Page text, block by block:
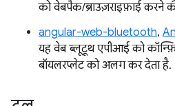
को वेबपैक/ब्राउज़राइफ़ाई करने
angular-web-bluetooth,
यह वेब ब्लूटूथ एपीआई को
बॉयलरप्लेट को अलग कर देता है.